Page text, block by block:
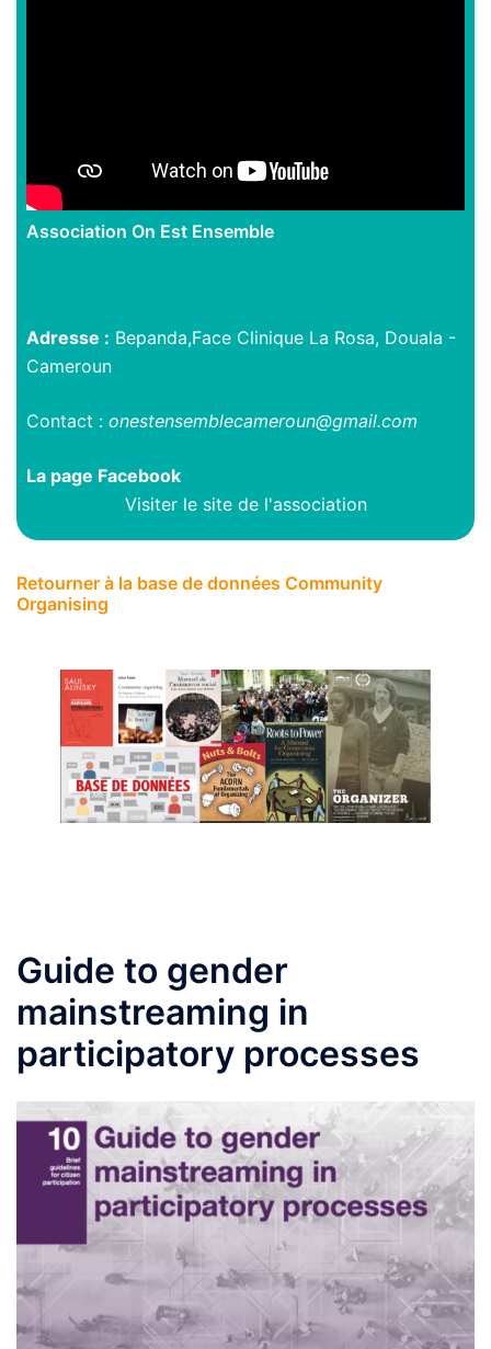
Association On Est Ensemble
Adresse : Bepanda,Face Clinique La Rosa, Douala -
Cameroun
Contact : onestensemblecameroun@gmail.com
La page Facebook
Visiter le site de l'association
Retourner à la base de données Community
Organising
Guide to gender
mainstreaming in
participatory processes